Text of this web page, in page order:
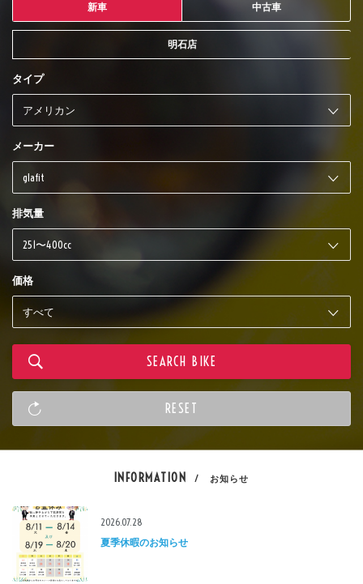
新車 中古車
明石店
タイプ
メーカー
排気量
価格
INFORMATION / お知らせ
2026.07.28
夏季休暇のお知らせ